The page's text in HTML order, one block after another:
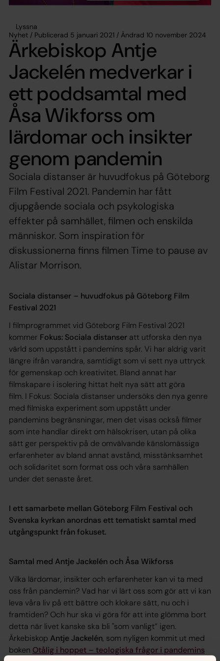
Lyssna
Nyhet / Publicerad 5 januari 2021 / Ändrad 10 november 2024
Ärkebiskop Antje
Jackelén medverkar i
ett poddsamtal med
Åsa Wikforss om
lärdomar och insikter
genom pandemin
Sociala distanser är huvudfokus på Göteborg
Film Festival 2021. Pandemin har fått
djupgående sociala och psykologiska
effekter på samhället, filmen och enskilda
människor. Som inspiration för
diskussionerna finns filmen Time to pause av
Alistar Morrison.
Sociala distanser – huvudfokus på Göteborg Film
Festival 2021
I filmprogrammet vid Göteborg Film Festival 2021
kommer Fokus: Sociala distanser att utforska den nya
värld som uppstått i pandemins spår. Vi har aldrig varit
längre ifrån varandra, samtidigt som vi sett nya uttryck
för gemenskap och kreativitet. Bland annat har
filmskapare i isolering hittat helt nya sätt att göra
film. I Fokus: Sociala distanser undersöks den nya genre
med filmiska experiment som uppstått under
pandemins begränsningar, men det visas också filmer
som inte handlar direkt om hälsokrisen, utan på olika
sätt ger perspektiv på de omvälvande känslomässiga
erfarenheter av bland annat avstånd, misstänksamhet
och solidaritet som format oss och våra samhällen
under det senaste året.
I ett samarbete mellan Göteborg Film Festival och
Svenska kyrkan anordnas ett tematiskt samtal med
utgångspunkt från fokuset.
Samtal med Antje Jackelén och Åsa Wikforss
Vilka lärdomar, insikter och erfarenheter kan vi ta med
oss från pandemin? Vad har vi lärt oss som gör att vi kan
leva våra liv på ett bättre och klokare sätt, nu och i
framtiden? Och hur ska vi göra för att inte glömma bort
detta när livet kanske ska bli "som vanligt” igen.
Ärkebiskop Antje Jackelén, som nyligen kommit ut med
boken Otålig i hoppet – teologiska frågor i pandemins